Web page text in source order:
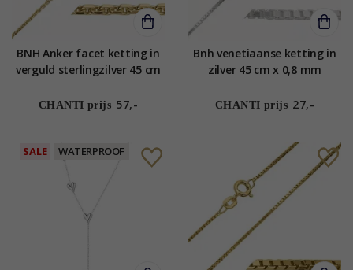
BNH Anker facet ketting in
verguld sterlingzilver 45 cm
CHANTI prijs 57,-
Bnh venetiaanse ketting in
zilver 45 cm x 0,8 mm
CHANTI prijs 27,-
SALE WATERPROOF